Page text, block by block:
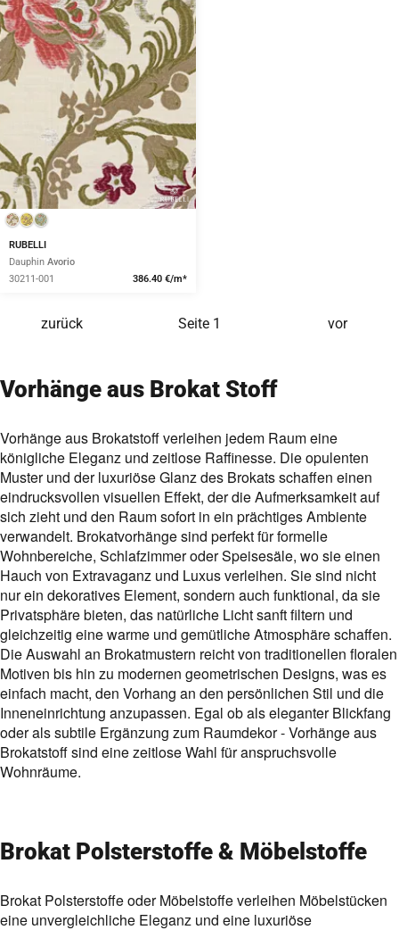
RUBELLI
Dauphin Avorio
30211-001
386.40 €/m*
zurück Seite 1 vor
Vorhänge aus Brokat Stoff
Vorhänge aus Brokatstoff verleihen jedem Raum eine
königliche Eleganz und zeitlose Raffinesse. Die opulenten
Muster und der luxuriöse Glanz des Brokats schaffen einen
eindrucksvollen visuellen Effekt, der die Aufmerksamkeit auf
sich zieht und den Raum sofort in ein prächtiges Ambiente
verwandelt. Brokatvorhänge sind perfekt für formelle
Wohnbereiche, Schlafzimmer oder Speisesäle, wo sie einen
Hauch von Extravaganz und Luxus verleihen. Sie sind nicht
nur ein dekoratives Element, sondern auch funktional, da sie
Privatsphäre bieten, das natürliche Licht sanft filtern und
gleichzeitig eine warme und gemütliche Atmosphäre schaffen.
Die Auswahl an Brokatmustern reicht von traditionellen floralen
Motiven bis hin zu modernen geometrischen Designs, was es
einfach macht, den Vorhang an den persönlichen Stil und die
Inneneinrichtung anzupassen. Egal ob als eleganter Blickfang
oder als subtile Ergänzung zum Raumdekor - Vorhänge aus
Brokatstoff sind eine zeitlose Wahl für anspruchsvolle
Wohnräume.
Brokat Polsterstoffe & Möbelstoffe
Brokat Polsterstoffe oder Möbelstoffe verleihen Möbelstücken
eine unvergleichliche Eleganz und eine luxuriöse